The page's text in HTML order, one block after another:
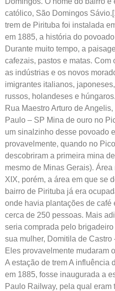
católico, São Domingos
trem de Pirituba foi instalada
em 1885, a história do
Durante muito tempo, a
cafezais, pastos e matas. Com
as indústrias e os novos
imigrantes italianos,
russos, holandeses e
Rua Maestro Arturo de
Paulo – SP Mina de ouro no
um sinalzinho desse povoado
provavelmente, quando no
descobriram a primeira mina
mesmo de Minas Gerais).
XIX, porém, a área em que se
bairro de Pirituba já era
onde havia plantações de café
cerca de 250 pessoas. Mais
seria comprada pelo
sua mulher, Domitila de Castro
Eles provavelmente mudaram
A estação de trem A influência
em 1885, fosse inaugurada a
Paulo Railway, pela qual eram